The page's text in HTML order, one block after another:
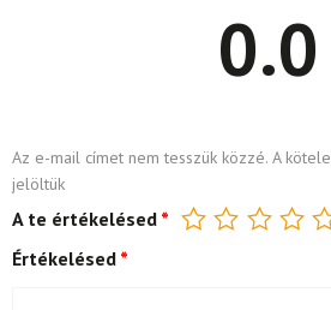
0.0
Az e-mail címet nem tesszük közzé. A
jelöltük
A te értékelésed *
Értékelésed *